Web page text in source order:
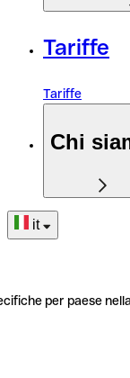
Tariffe
Tariffe
Chi
it
per paese